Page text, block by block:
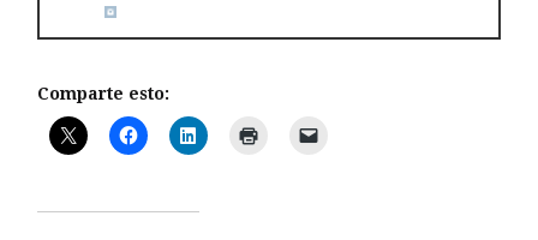
Comparte esto: